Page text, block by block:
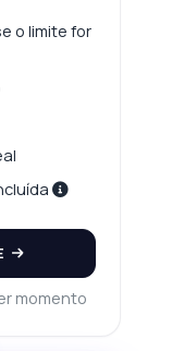
o limite for
momento